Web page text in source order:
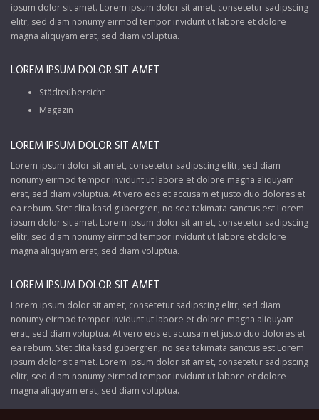
ipsum dolor sit amet. Lorem ipsum dolor sit amet, consetetur sadipscing
elitr, sed diam nonumy eirmod tempor invidunt ut labore et dolore
magna aliquyam erat, sed diam voluptua.
LOREM IPSUM DOLOR SIT AMET
Städteübersicht
Magazin
LOREM IPSUM DOLOR SIT AMET
Lorem ipsum dolor sit amet, consetetur sadipscing elitr, sed diam
nonumy eirmod tempor invidunt ut labore et dolore magna aliquyam
erat, sed diam voluptua. At vero eos et accusam et justo duo dolores et
ea rebum. Stet clita kasd gubergren, no sea takimata sanctus est Lorem
ipsum dolor sit amet. Lorem ipsum dolor sit amet, consetetur sadipscing
elitr, sed diam nonumy eirmod tempor invidunt ut labore et dolore
magna aliquyam erat, sed diam voluptua.
LOREM IPSUM DOLOR SIT AMET
Lorem ipsum dolor sit amet, consetetur sadipscing elitr, sed diam
nonumy eirmod tempor invidunt ut labore et dolore magna aliquyam
erat, sed diam voluptua. At vero eos et accusam et justo duo dolores et
ea rebum. Stet clita kasd gubergren, no sea takimata sanctus est Lorem
ipsum dolor sit amet. Lorem ipsum dolor sit amet, consetetur sadipscing
elitr, sed diam nonumy eirmod tempor invidunt ut labore et dolore
magna aliquyam erat, sed diam voluptua.